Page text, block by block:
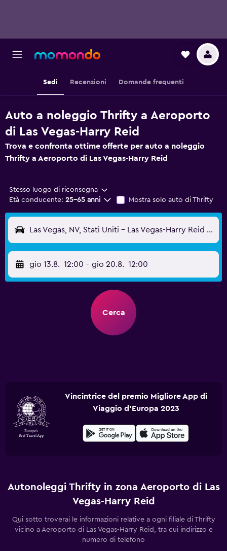
Sedi Recensioni Domande frequenti
Auto a noleggio Thrifty a Aeroporto
di Las Vegas-Harry Reid
Trova e confronta ottime offerte per auto a noleggio
Thrifty a Aeroporto di Las Vegas-Harry Reid
Stesso luogo di riconsegna
Età conducente: 25-65 anni Mostra solo auto di Thrifty
Las Vegas, NV, Stati Uniti - Las Vegas-Harry Reid (LAS)
gio 13.8. 12:00 - gio 20.8. 12:00
Cerca
Vincintrice del premio Migliore App di
Viaggio d'Europa 2023
Autonoleggi Thrifty in zona Aeroporto di Las
Vegas-Harry Reid
Qui sotto troverai le informazioni relative a ogni filiale di Thrifty
vicino a Aeroporto di Las Vegas-Harry Reid, tra cui indirizzo e
numero di telefono